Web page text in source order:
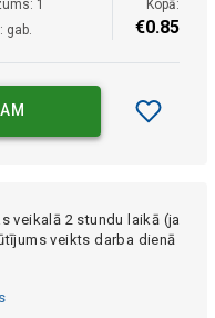
1
gab.
Kopā:
€0.85
veikalā 2 stundu laikā (ja
veikts darba dienā